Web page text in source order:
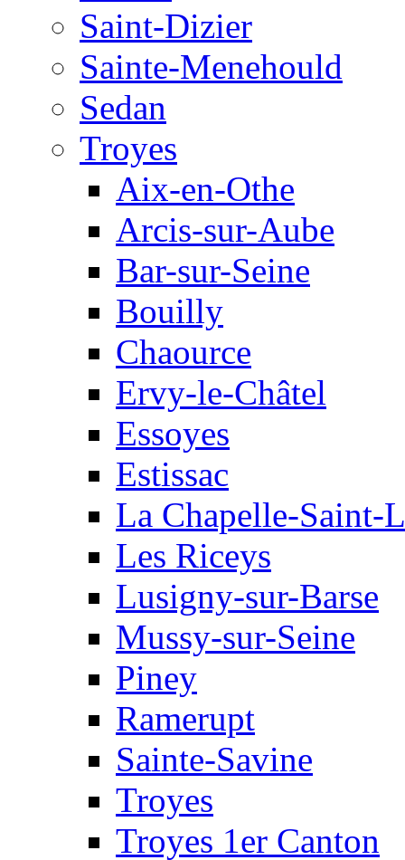
Saint-Dizier
Sainte-Menehould
Sedan
Troyes
Aix-en-Othe
Arcis-sur-Aube
Bar-sur-Seine
Bouilly
Chaource
Ervy-le-Châtel
Essoyes
Estissac
La Chapelle-Saint-
Les Riceys
Lusigny-sur-Barse
Mussy-sur-Seine
Piney
Ramerupt
Sainte-Savine
Troyes
Troyes 1er Canton